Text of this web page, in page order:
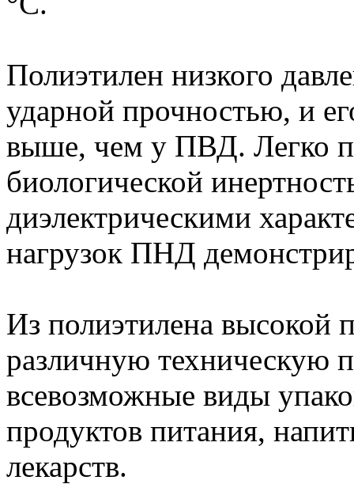
Полиэтилен низкого
ударной прочностью, и
выше, чем у ПВД. Легко
биологической
диэлектрическими
нагрузок ПНД
Из полиэтилена высокой
различную техническую
всевозможные виды
продуктов питания,
лекарств.